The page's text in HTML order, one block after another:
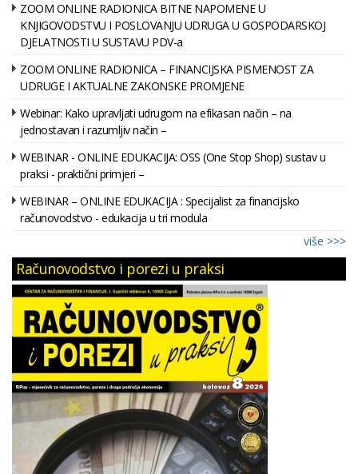
ZOOM ONLINE RADIONICA BITNE NAPOMENE U
KNJIGOVODSTVU I POSLOVANJU UDRUGA U GOSPODARSKOJ
DJELATNOSTI U SUSTAVU PDV-a
ZOOM ONLINE RADIONICA – FINANCIJSKA PISMENOST ZA
UDRUGE I AKTUALNE ZAKONSKE PROMJENE
Webinar: Kako upravljati udrugom na efikasan način – na
jednostavan i razumljiv način –
WEBINAR - ONLINE EDUKACIJA: OSS (One Stop Shop) sustav u
praksi - praktični primjeri –
WEBINAR – ONLINE EDUKACIJA : Specijalist za financijsko
računovodstvo - edukacija u tri modula
više >>>
Računovodstvo i porezi u praksi